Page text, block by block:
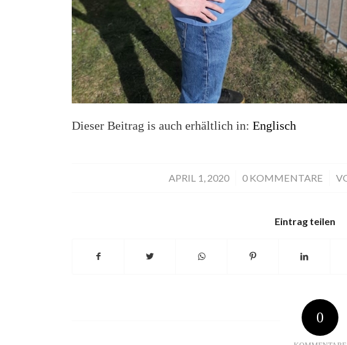
Dieser Beitrag is auch erhältlich in:Englisch
APRIL 1, 2020
/ 0 KOMMENTARE
/
Eintrag teilen
0